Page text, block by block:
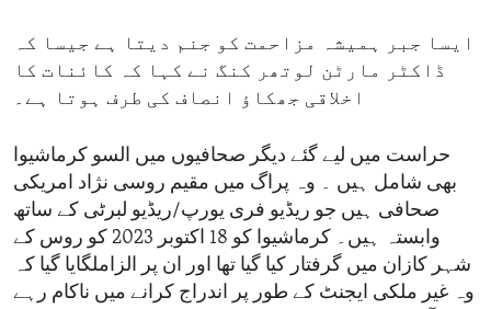
ایسا جبر ہمیشہ مزاحمت کو جنم دیتا ہے جیسا کہ
ڈاکٹر مارٹن لوتھر کنگ نے کہا کہ کائنات کا
اخلاقی جھکاؤ انصاف کی طرف ہوتا ہے۔
حراست میں لیے گئے دیگر صحافیوں میں السو کرماشیوا
بھی شامل ہیں ۔ وہ پراگ میں مقیم روسی نژاد امریکی
صحافی ہیں جو ریڈیو فری یورپ/ریڈیو لبرٹی کے ساتھ
وابستہ ہیں۔ کرماشیوا کو 18 اکتوبر 2023 کو روس کے
شہر کازان میں گرفتار کیا گیا تھا اور ان پر الزاملگایا گیا کہ
وہ غیر ملکی ایجنٹ کے طور پر اندراج کرانے میں ناکام رہے